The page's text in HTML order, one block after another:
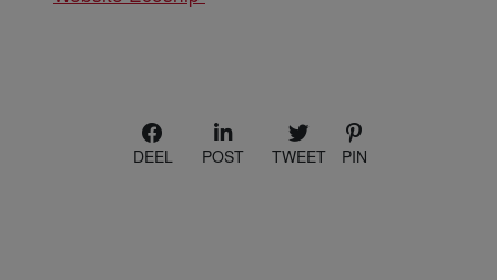
DEEL POST TWEET PIN